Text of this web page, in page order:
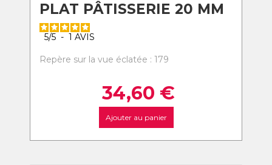
PLAT PÂTISSERIE 20 MM
5/5 - 1 AVIS
Repère sur la vue éclatée : 179
34,60 €
Ajouter au panier